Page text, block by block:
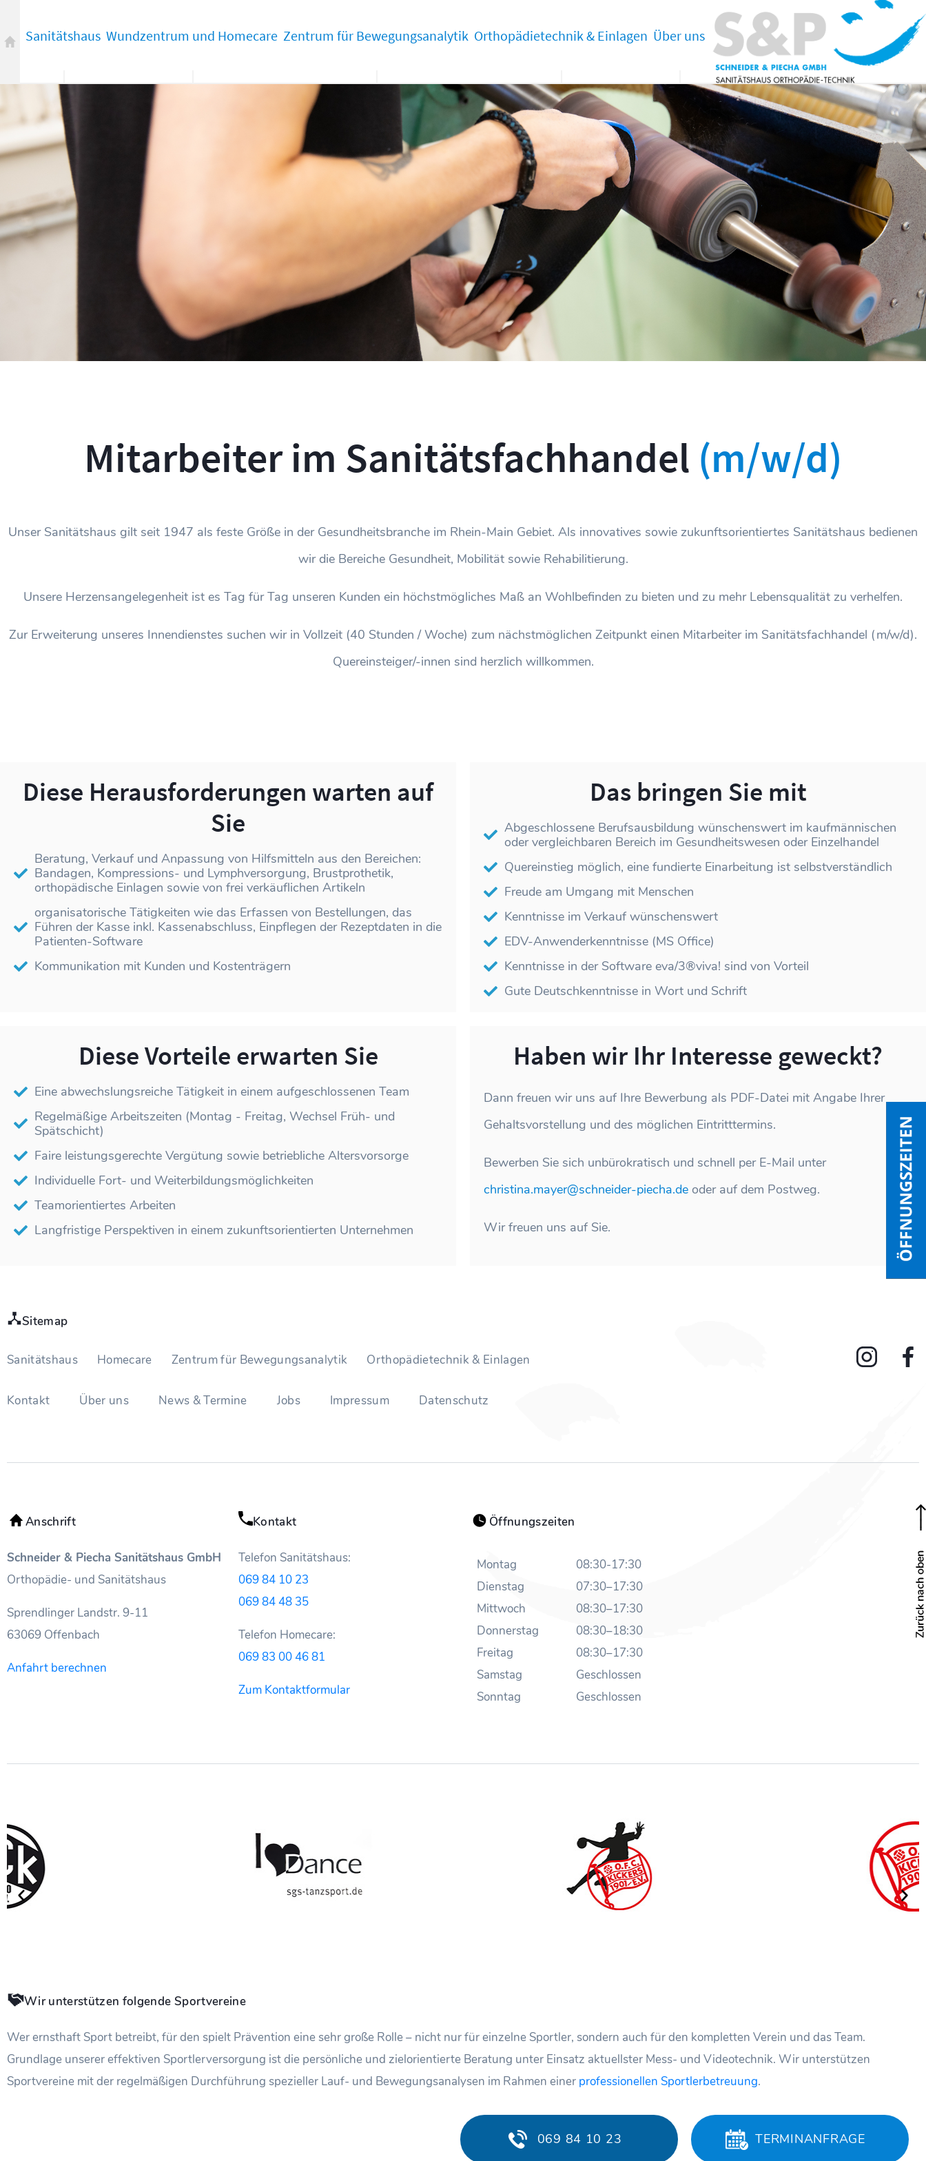
Sanitätshaus Wundzentrum und Homecare Zentrum für Bewegungsanalytik Orthopädietechnik & Einlagen Über uns
069 84 10 23 TERMINANFRAGE
Mitarbeiter im Sanitätsfachhandel (m/w/d)
Unser Sanitätshaus gilt seit 1947 als feste Größe in der Gesundheitsbranche im Rhein-Main Gebiet. Als innovatives sowie zukunftsorientiertes Sanitätshaus bedienen
wir die Bereiche Gesundheit, Mobilität sowie Rehabilitierung.
Unsere Herzensangelegenheit ist es Tag für Tag unseren Kunden ein höchstmögliches Maß an Wohlbefinden zu bieten und zu mehr Lebensqualität zu verhelfen.
Zur Erweiterung unseres Innendienstes suchen wir in Vollzeit (40 Stunden / Woche) zum nächstmöglichen Zeitpunkt einen Mitarbeiter im Sanitätsfachhandel (m/w/d).
Quereinsteiger/-innen sind herzlich willkommen.
Diese Herausforderungen warten auf
Sie
Beratung, Verkauf und Anpassung von Hilfsmitteln aus den Bereichen:
Bandagen, Kompressions- und Lymphversorgung, Brustprothetik,
orthopädische Einlagen sowie von frei verkäuflichen Artikeln
organisatorische Tätigkeiten wie das Erfassen von Bestellungen, das
Führen der Kasse inkl. Kassenabschluss, Einpflegen der Rezeptdaten in die
Patienten-Software
Kommunikation mit Kunden und Kostenträgern
Das bringen Sie mit
Abgeschlossene Berufsausbildung wünschenswert im kaufmännischen
oder vergleichbaren Bereich im Gesundheitswesen oder Einzelhandel
Quereinstieg möglich, eine fundierte Einarbeitung ist selbstverständlich
Freude am Umgang mit Menschen
Kenntnisse im Verkauf wünschenswert
EDV-Anwenderkenntnisse (MS Office)
Kenntnisse in der Software eva/3®viva! sind von Vorteil
Gute Deutschkenntnisse in Wort und Schrift
Diese Vorteile erwarten Sie
Eine abwechslungsreiche Tätigkeit in einem aufgeschlossenen Team
Regelmäßige Arbeitszeiten (Montag - Freitag, Wechsel Früh- und
Spätschicht)
Faire leistungsgerechte Vergütung sowie betriebliche Altersvorsorge
Individuelle Fort- und Weiterbildungsmöglichkeiten
Teamorientiertes Arbeiten
Langfristige Perspektiven in einem zukunftsorientierten Unternehmen
Haben wir Ihr Interesse geweckt?
Dann freuen wir uns auf Ihre Bewerbung als PDF-Datei mit Angabe Ihrer
Gehaltsvorstellung und des möglichen Eintritttermins.
Bewerben Sie sich unbürokratisch und schnell per E-Mail unter
christina.mayer@schneider-piecha.de oder auf dem Postweg.
Wir freuen uns auf Sie.
Sitemap
Sanitätshaus Homecare Zentrum für Bewegungsanalytik Orthopädietechnik & Einlagen
Kontakt Über uns News & Termine Jobs Impressum Datenschutz
Anschrift
Schneider & Piecha Sanitätshaus GmbH
Orthopädie- und Sanitätshaus
Sprendlinger Landstr. 9-11
63069 Offenbach
Anfahrt berechnen
Kontakt
Telefon Sanitätshaus:
069 84 10 23
069 84 48 35
Telefon Homecare:
069 83 00 46 81
Zum Kontaktformular
Öffnungszeiten
Montag
Dienstag
Mittwoch
Donnerstag
Freitag
Samstag
Sonntag
08:30-17:30
07:30–17:30
08:30–17:30
08:30–18:30
08:30–17:30
Geschlossen
Geschlossen
Wir unterstützen folgende Sportvereine
Wer ernsthaft Sport betreibt, für den spielt Prävention eine sehr große Rolle – nicht nur für einzelne Sportler, sondern auch für den kompletten Verein und das Team.
Grundlage unserer effektiven Sportlerversorgung ist die persönliche und zielorientierte Beratung unter Einsatz aktuellster Mess- und Videotechnik. Wir unterstützen
Sportvereine mit der regelmäßigen Durchführung spezieller Lauf- und Bewegungsanalysen im Rahmen einer professionellen Sportlerbetreuung.